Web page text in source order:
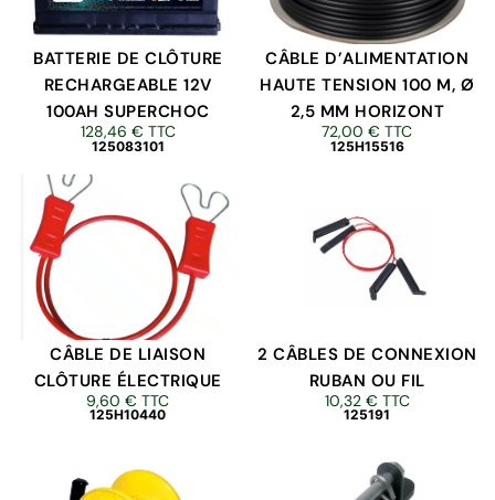
BATTERIE DE CLÔTURE
RECHARGEABLE 12V
100AH SUPERCHOC
128,46 € TTC
125083101
CÂBLE D’ALIMENTATION
HAUTE TENSION 100 M, Ø
2,5 MM HORIZONT
72,00€ TTC
125H15516
CÂBLE DE LIAISON
CLÔTURE ÉLECTRIQUE
9,60€ TTC
125H10440
2 CÂBLES DE CONNEXION
RUBAN OU FIL
10,32 € TTC
125191